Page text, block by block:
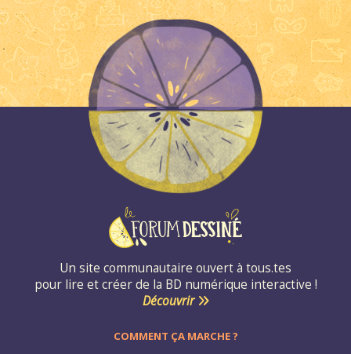
Un site communautaire ouvert à tous.tes
pour lire et créer de la BD numérique interactive !
Découvrir
COMMENT ÇA MARCHE ?